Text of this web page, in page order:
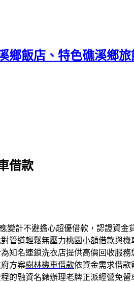
鄉飯店、特色礁溪鄉
借款
變計不避擔心超優借款，認證資金
管道輕鬆無壓力桃園小額借款與機
知名連鎖洗衣店提供高價回收服務
方案樹林機車借款依資金需求借款
的融資名錶辦理老牌正派經營免留